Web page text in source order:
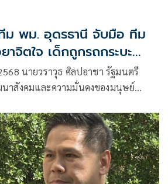
ทีม พม. อุดรธานี จับมือ ทีม
จิตใจ เด็กถูกรถกระบะ
กเชิงกรานหัก
นายวราวุธ ศิลปอาชา รัฐมนตรี
นาสังคมและความมั่นคงของมนุษย์